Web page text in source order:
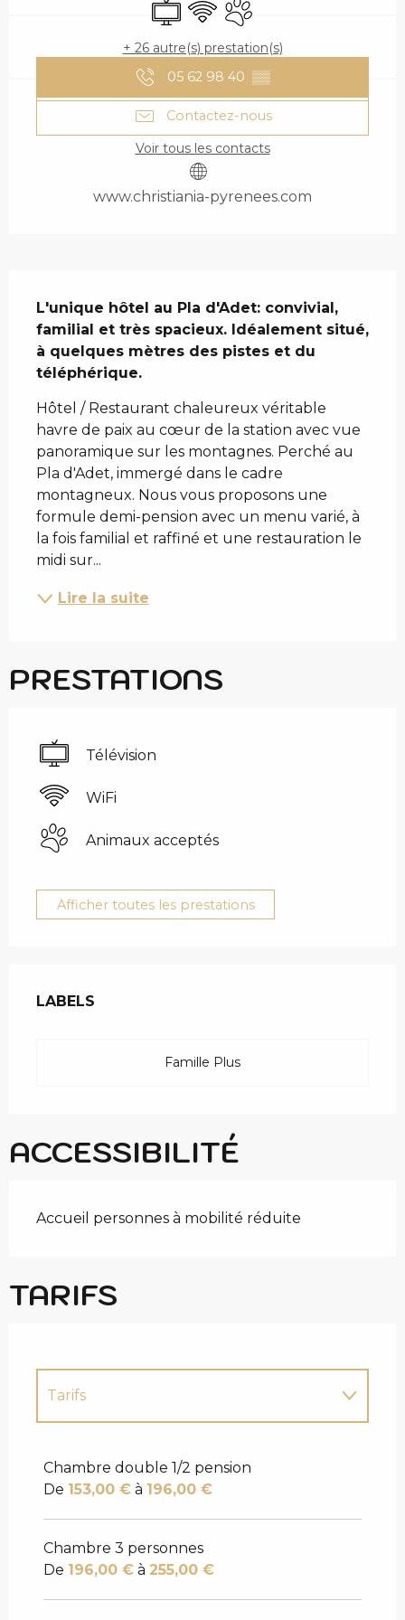
Télévision
WiFi Animaux acceptés
+ 26 autre(s) prestation(s)
05 62 98 40 ▒▒
Contactez-nous
Voir tous les contacts
www.christiania-pyrenees.com
L'unique hôtel au Pla d'Adet: convivial,
familial et très spacieux. Idéalement situé,
à quelques mètres des pistes et du
téléphérique.
Hôtel / Restaurant chaleureux véritable
havre de paix au cœur de la station avec vue
panoramique sur les montagnes. Perché au
Pla d'Adet, immergé dans le cadre
montagneux. Nous vous proposons une
formule demi-pension avec un menu varié, à
la fois familial et raffiné et une restauration le
midi sur...
Lire la suite
PRESTATIONS
Télévision
WiFi
Animaux acceptés
Afficher toutes les prestations
LABELS
LABELS
Famille Plus
ACCESSIBILITÉ
Accueil personnes à mobilité réduite
TARIFS
Tarifs
Chambre double 1/2 pension
De 153,00 € à 196,00 €
Chambre 3 personnes
De 196,00 € à 255,00 €